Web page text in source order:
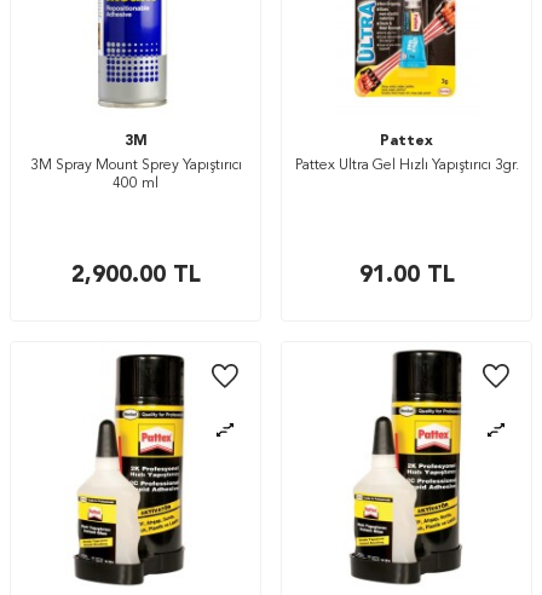
3M
3M Spray Mount Sprey Yapıştırıcı
400 ml
2,900.00TL
Pattex
Pattex Ultra Gel Hızlı Yapıştırıcı 3gr.
91.00TL